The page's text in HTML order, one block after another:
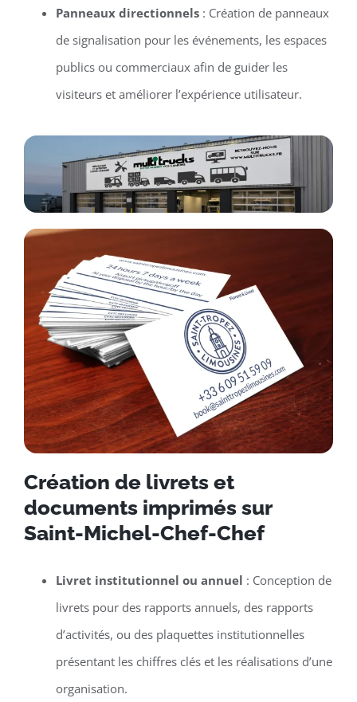
Panneaux directionnels: Création de panneaux
de signalisation pour les événements, les espaces
publics ou commerciaux afin de guider les
visiteurs et améliorer l’expérience utilisateur.
Création de livrets et
documents imprimés sur
Saint-Michel-Chef-Chef
Livret institutionnel ou annuel : Conception de
livrets pour des rapports annuels, des rapports
d’activités, ou des plaquettes institutionnelles
présentant les chiffres clés et les réalisations d’une
organisation.